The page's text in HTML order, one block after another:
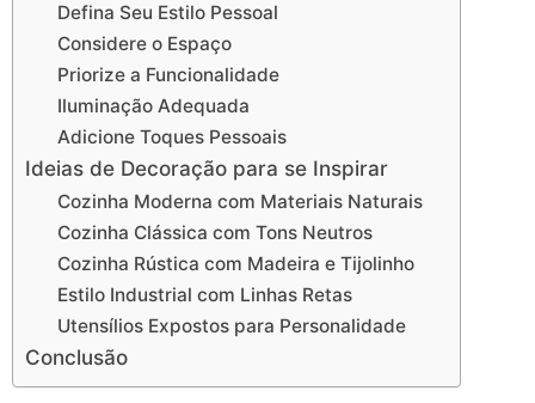
Defina Seu Estilo Pessoal
Considere o Espaço
Priorize a Funcionalidade
Iluminação Adequada
Adicione Toques Pessoais
Ideias de Decoração para se Inspirar
Cozinha Moderna com Materiais Naturais
Cozinha Clássica com Tons Neutros
Cozinha Rústica com Madeira e Tijolinho
Estilo Industrial com Linhas Retas
Utensílios Expostos para Personalidade
Conclusão